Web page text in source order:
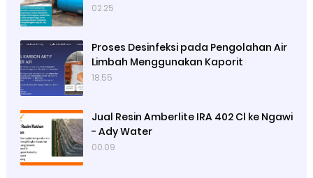
02.25
Proses Desinfeksi pada Pengolahan Air
Limbah Menggunakan Kaporit
18.55
Jual Resin Amberlite IRA 402 Cl ke Ngawi
- Ady Water
00.09